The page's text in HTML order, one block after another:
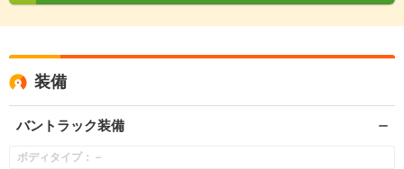
装備
バントラック装備
ボディタイプ：－